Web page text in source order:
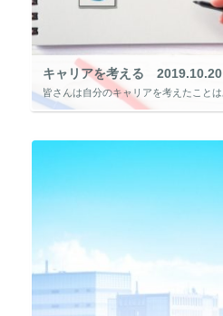
キャリアを考える 2019.10.20